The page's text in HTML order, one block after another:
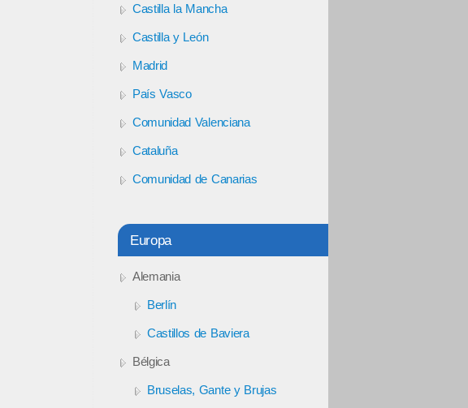
Castilla la Mancha
Castilla y León
Madrid
País Vasco
Comunidad Valenciana
Cataluña
Comunidad de Canarias
Europa
Alemania
Berlín
Castillos de Baviera
Bélgica
Bruselas, Gante y Brujas